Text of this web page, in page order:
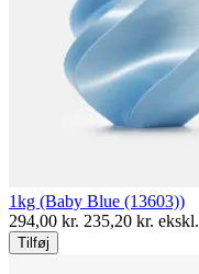
1kg (Baby Blue (13603))
294,00 kr. 235,20 kr. ekskl.
Tilføj